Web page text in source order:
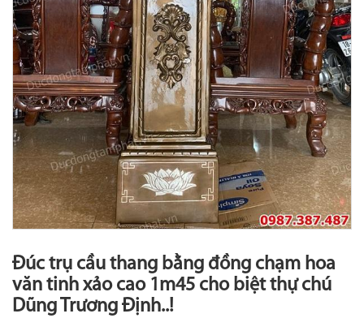
Đúc trụ cầu thang bằng đồng chạm hoa
văn tinh xảo cao 1m45 cho biệt thự chú
Dũng Trương Định..!